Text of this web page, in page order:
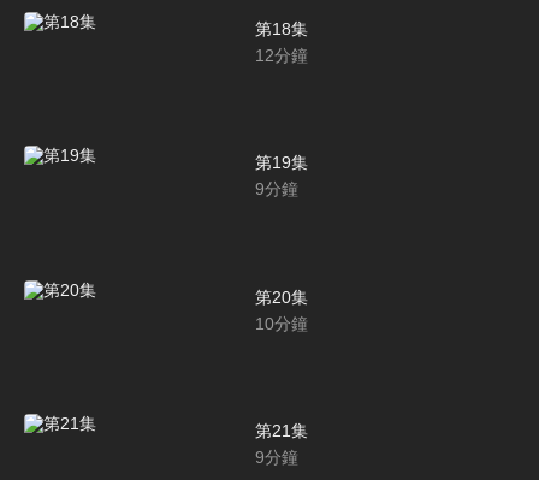
第18集
12分鐘
第19集
9分鐘
第20集
10分鐘
第21集
9分鐘